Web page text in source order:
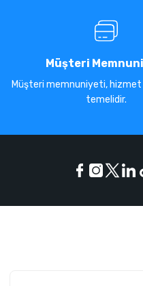
Müşteri
Müşteri memnuniyeti, hizmet
temelidir.